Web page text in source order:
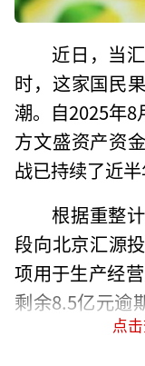
近日，当
时，这家国民
潮。自2025年8
方文盛资产资
战已持续了近半
根据重整
段向北京汇源
项用于生产经
剩余8.5亿元逾
的资金中，约
点